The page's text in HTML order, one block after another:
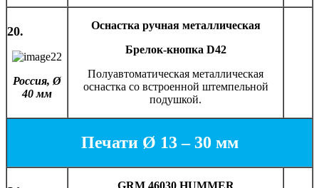
20.
Россия, Ø
40 мм
Оснастка ручная металлическая
Брелок-кнопка D42
Полуавтоматическая металлическая
оснастка со встроенной штемпельной
подушкой.
Печати Ø 13 – 30 мм
GRM 46030 HUMMER